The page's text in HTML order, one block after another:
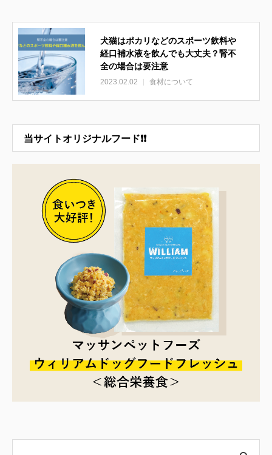
犬猫はポカリなどのスポーツ飲料や
経口補水液を飲んでも大丈夫？腎不
全の場合は要注意
2023.02.02 食材について
当サイトオリジナルフード❗❗